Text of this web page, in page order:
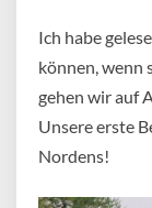
Ich habe
können, wenn
gehen wir auf
Unsere erste
Nordens!